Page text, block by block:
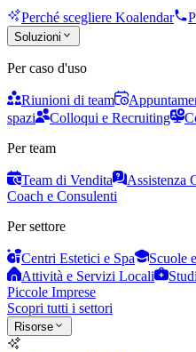
Perché scegliere Koalendar
Soluzioni
Per caso d'uso
Riunioni di team
spazi
Colloqui e Recruiting
Per team
Team di Vendita Assistenza
Coach e Consulenti
Per settore
Centri Estetici e Spa Scuole
Attività e Servizi Locali
Piccole Imprese
Scopri tutti i settori
Risorse